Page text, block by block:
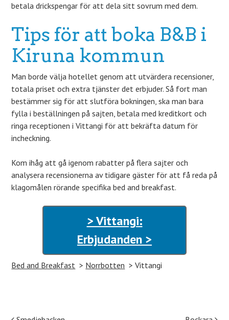
betala drickspengar för att dela sitt sovrum med dem.
Tips för att boka B&B i
Kiruna kommun
Man borde välja hotellet genom att utvärdera recensioner,
totala priset och extra tjänster det erbjuder. Så fort man
bestämmer sig för att slutföra bokningen, ska man bara
fylla i beställningen på sajten, betala med kreditkort och
ringa receptionen i Vittangi för att bekräfta datum för
incheckning.
Kom ihåg att gå igenom rabatter på flera sajter och
analysera recensionerna av tidigare gäster för att få reda på
klagomålen rörande specifika bed and breakfast.
> Vittangi:
Erbjudanden >
Bed and Breakfast Norrbotten Vittangi